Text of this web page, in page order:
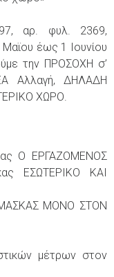
αρ. φυλ. 2369,
έως 1 Ιουνίου
την ΠΡΟΣΟΧΗ σ’
Αλλαγή, ΔΗΛΑΔΗ
ΧΩΡΟ.
Ο ΕΡΓΑΖΟΜΕΝΟΣ
ΕΣΩΤΕΡΙΚΟ ΚΑΙ
ΜΑΣΚΑΣ ΜΟΝΟ ΣΤΟΝ
μέτρων στον